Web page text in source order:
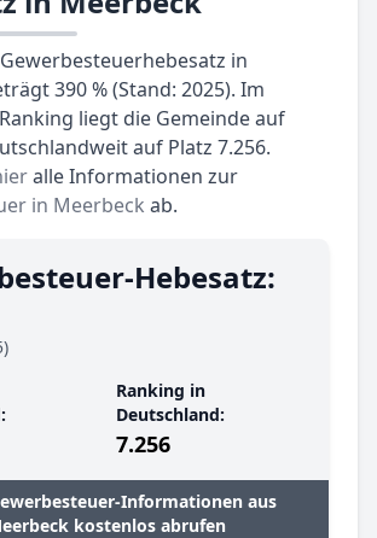
in
390 % (Stand: 2025). Im
liegt die Gemeinde auf
auf Platz 7.256.
alle Informationen zur
in Meerbeck ab.
Hebesatz:
Ranking in
Deutschland:
7.256
Informationen aus
kostenlos abrufen